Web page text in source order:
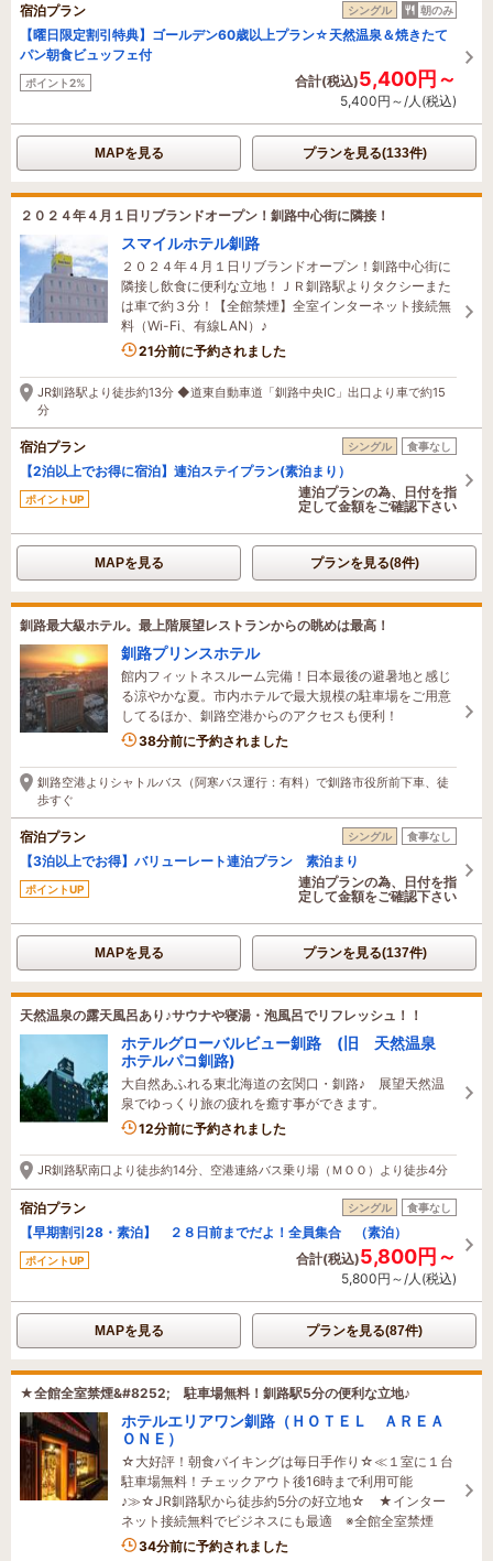
宿泊プラン シングル 朝のみ
【曜日限定割引特典】ゴールデン60歳以上プラン☆天然温泉＆焼きたて
パン朝食ビュッフェ付
ポイント2% 合計(税込)5,400円～
5,400円～/人(税込)
MAPを見る プランを見る(133件)
２０２４年４月１日リブランドオープン！釧路中心街に隣接！
スマイルホテル釧路
２０２４年４月１日リブランドオープン！釧路中心街に
隣接し飲食に便利な立地！ＪＲ釧路駅よりタクシーまた
は車で約３分！【全館禁煙】全室インターネット接続無
料（Wi-Fi、有線LAN）♪
4名がこの宿を見ています
21分前に予約されました
JR釧路駅より徒歩約13分 ◆道東自動車道「釧路中央IC」出口より車で約15
分
宿泊プラン シングル 食事なし
【2泊以上でお得に宿泊】連泊ステイプラン(素泊まり）
ポイントUP
連泊プランの為、日付を指
定して金額をご確認下さい
MAPを見る プランを見る(8件)
釧路最大級ホテル。最上階展望レストランからの眺めは最高！
釧路プリンスホテル
館内フィットネスルーム完備！日本最後の避暑地と感じ
る涼やかな夏。市内ホテルで最大規模の駐車場をご用意
してるほか、釧路空港からのアクセスも便利！
3名がこの宿を見ています
38分前に予約されました
釧路空港よりシャトルバス（阿寒バス運行：有料）で釧路市役所前下車、徒
歩すぐ
宿泊プラン シングル 食事なし
【3泊以上でお得】バリューレート連泊プラン 素泊まり
ポイントUP
連泊プランの為、日付を指
定して金額をご確認下さい
MAPを見る プランを見る(137件)
天然温泉の露天風呂あり♪サウナや寝湯・泡風呂でリフレッシュ！！
ホテルグローバルビュー釧路 (旧 天然温泉
ホテルパコ釧路)
大自然あふれる東北海道の玄関口・釧路♪ 展望天然温
泉でゆっくり旅の疲れを癒す事ができます。
4名がこの宿を見ています
12分前に予約されました
JR釧路駅南口より徒歩約14分、空港連絡バス乗り場（ＭＯＯ）より徒歩4分
宿泊プラン シングル 食事なし
【早期割引28・素泊】 ２８日前までだよ！全員集合 （素泊）
ポイントUP 合計(税込)5,800円～
5,800円～/人(税込)
MAPを見る プランを見る(87件)
★全館全室禁煙&#8252; 駐車場無料！釧路駅5分の便利な立地♪
ホテルエリアワン釧路（ＨＯＴＥＬ ＡＲＥＡ
ＯＮＥ）
☆大好評！朝食バイキングは毎日手作り☆≪１室に１台
駐車場無料！チェックアウト後16時まで利用可能
♪≫☆JR釧路駅から徒歩約5分の好立地☆ ★インター
ネット接続無料でビジネスにも最適 ※全館全室禁煙
2名がこの宿を見ています